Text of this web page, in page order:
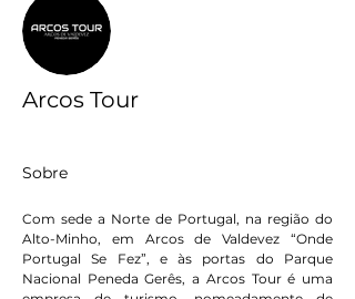
Arcos Tour
Sobre
Com sede a Norte de Portugal, na região do
Alto-Minho, em Arcos de Valdevez “Onde
Portugal Se Fez”, e às portas do Parque
Nacional Peneda Gerês, a Arcos Tour é uma